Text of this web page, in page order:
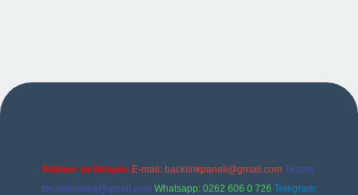
Reklam ve İletişim: E-mail: backlinkpaneli@gmail.com Teams:
forumhizmeti@gmail.com Whatsapp: 0262 606 0 726 Telegram: